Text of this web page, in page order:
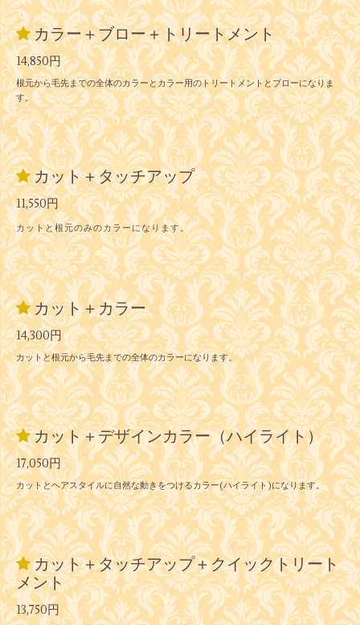
カラー＋ブロー＋トリートメント
14,850円
根元から毛先までの全体のカラーとカラー用のトリートメントとブローになりま
す。
カット＋タッチアップ
11,550円
カットと根元のみのカラーになります。
カット＋カラー
14,300円
カットと根元から毛先までの全体のカラーになります。
カット＋デザインカラー（ハイライト）
17,050円
カットとヘアスタイルに自然な動きをつけるカラー(ハイライト)になります。
カット＋タッチアップ＋クイックトリート
メント
13,750円